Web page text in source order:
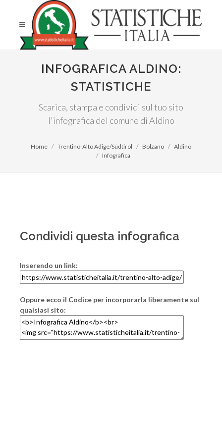
INFOGRAFICA ALDINO:
STATISTICHE
Scarica, stampa e condividi sul tuo sito
l'infografica del comune di Aldino
Home Trentino-Alto Adige/Südtirol Bolzano
Aldino
Infografica
Condividi questa infografica
Inserendo un link:
Oppure ecco il Codice per incorporarla liberamente sul
qualsiasi sito: